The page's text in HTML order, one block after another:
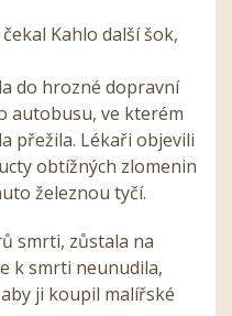
Kahlo další šok,
do hrozné dopravní
autobusu, ve kterém
přežila. Lékaři objevili
obtížných zlomenin
železnou tyčí.
smrti, zůstala na
k smrti neunudila,
ji koupil malířské